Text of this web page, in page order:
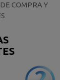
COMPRA Y